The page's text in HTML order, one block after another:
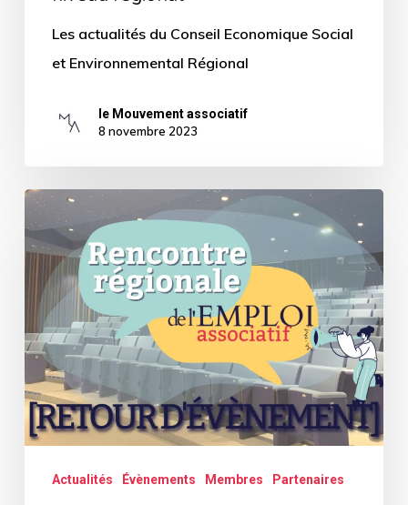
Les actualités du Conseil Economique Social
et Environnemental Régional
le Mouvement associatif
8 novembre 2023
[Retour
sur
évènement]
La
Rencontre
Régionale
l’Emploi
Associatif
Actualités Évènements Membres Partenaires